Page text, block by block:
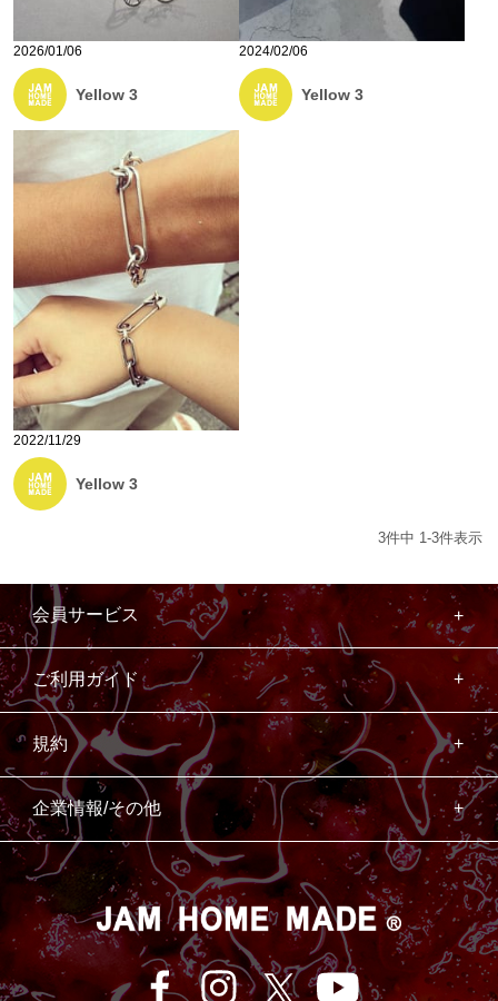
2026/01/06
Yellow 3
2024/02/06
Yellow 3
2022/11/29
Yellow 3
3件中 1-3件表示
会員サービス
ご利用ガイド
規約
企業情報/その他